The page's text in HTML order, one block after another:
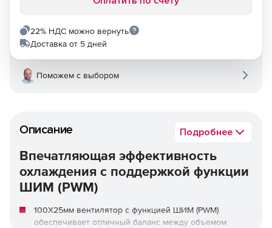
Описание Подробнее
Впечатляющая эффективность
охлаждения с поддержкой функции
ШИМ (PWM)
100X25мм вентилятор с функцией ШИМ (PWM)
обеспечивает отличный баланс между объемом
22% НДС можно вернуть
Доставка от 5 дней
Поможем с выбором